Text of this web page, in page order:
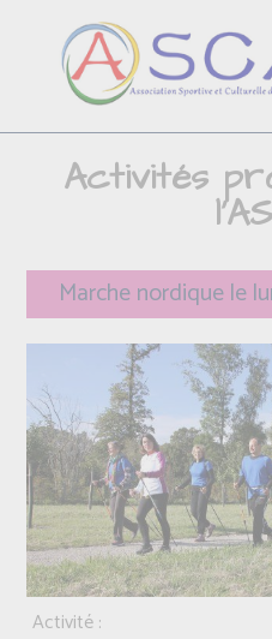
Activités
Marche nordique le
Activité :